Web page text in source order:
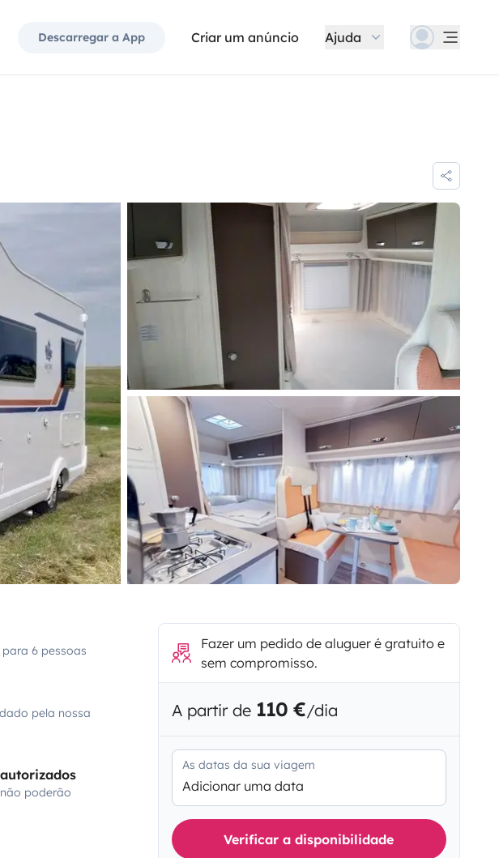
Descarregar a App Criar um anúncio Ajuda
6 pessoas
pela nossa
poderão
Fazer um pedido de aluguer é gratuito e
sem compromisso.
A partir de 110 €/dia
As datas da sua viagem
Adicionar uma data
Verificar a disponibilidade